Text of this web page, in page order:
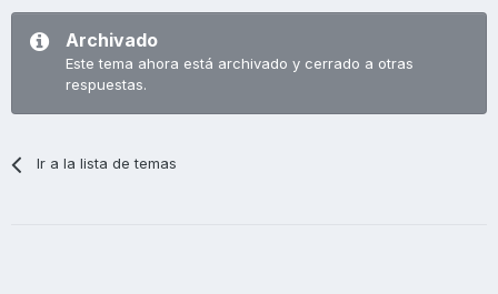
Archivado
Este tema ahora está archivado y cerrado a otras
respuestas.
Ir a la lista de temas